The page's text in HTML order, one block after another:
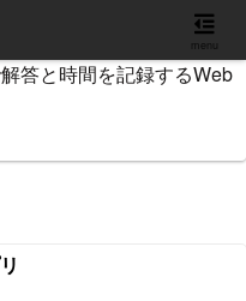
答と時間を記録するWeb
menu